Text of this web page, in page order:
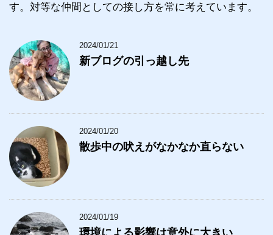
す。対等な仲間としての接し方を常に考えています。
2024/01/21
新ブログの引っ越し先
2024/01/20
散歩中の吠えがなかなか直らない
2024/01/19
環境による影響は意外に大きい